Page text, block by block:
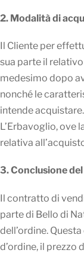
2. Modalità di
Il Cliente per
sua parte il
medesimo dopo
nonché le
intende
L’Erbavoglio, ove
relativa
3. Conclusione
Il contratto di
parte di Bello di
dell’ordine.
d’ordine, il prezzo